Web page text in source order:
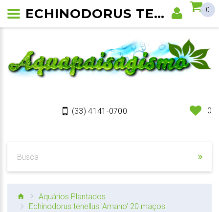
(33) 4141-0700 0
0
Aquários Plantados
Echinodorus tenellus 'Amano' 20 maços
ECHINODORUS TENELLUS 'AMANO'